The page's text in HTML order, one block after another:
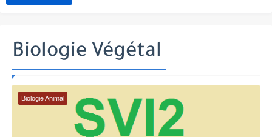
C++ Simple Text Editor Project
Biologie Végétal
Biologie Animal